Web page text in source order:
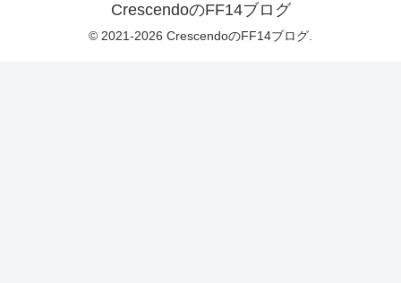
CrescendoのFF14ブログ
© 2021-2026 CrescendoのFF14ブログ.